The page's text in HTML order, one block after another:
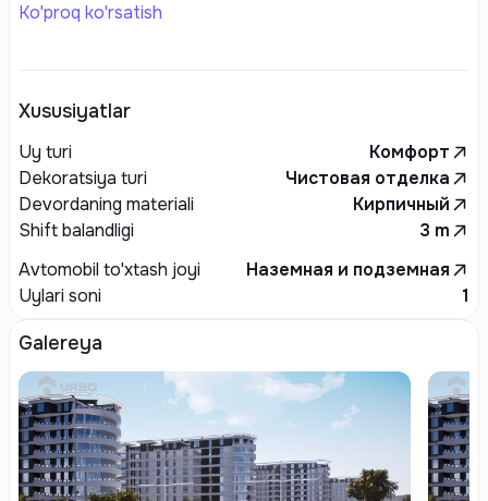
зданий отличается современным стилем, динамичными линиями и
Ko'proq ko'rsatish
Xususiyatlar
Uy turi
Комфорт
Dekoratsiya turi
Чистовая отделка
Devordaning materiali
Кирпичный
Shift balandligi
3 m
Avtomobil to'xtash joyi
Наземная и подземная
Uylari soni
1
Galereya